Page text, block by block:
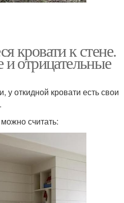
кровати к стене.
отрицательные
у откидной кровати есть свои
считать: